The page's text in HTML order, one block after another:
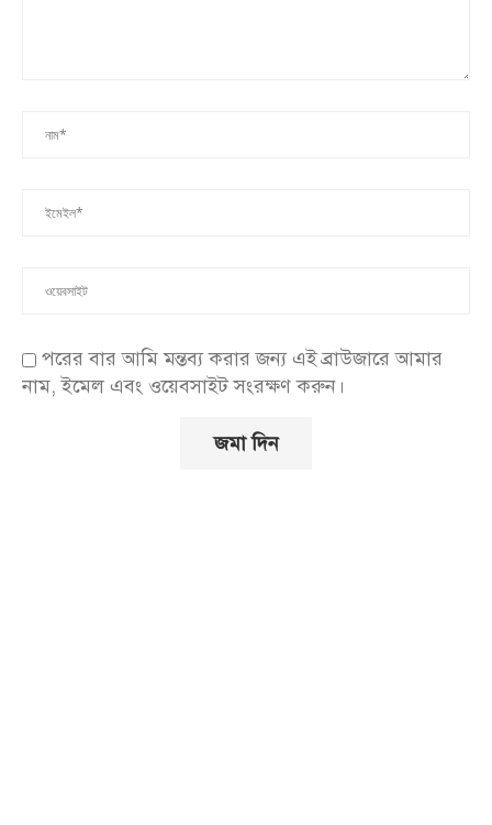
পরের বার আমি মন্তব্য করার জন্য এই ব্রাউজারে আমার
নাম, ইমেল এবং ওয়েবসাইট সংরক্ষণ করুন।